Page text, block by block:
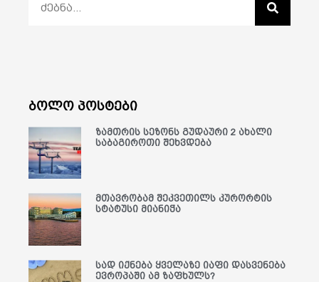
ბოლო პოსტები
ზამთრის სეზონს გუდაური 2 ახალი
საბაგიროთი შეხვდება
მთავრობამ შეკვეთილს კურორტის
სტატუსი მიანიჭა
სად იქნება ყველაზე იაფი დასვენება
ევროპაში ამ ზაფხულს?